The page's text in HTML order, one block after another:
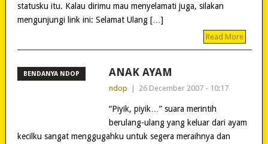
statusku itu. Kalau dirimu mau menyelamati juga, silakan
mengunjungi link ini: Selamat Ulang […]
Read More
BENDANYA NDOP ANAK AYAM
ndop 26 December 2007 - 10:17
“Piyik, piyik…” suara merintih
berulang-ulang yang keluar dari ayam
kecilku sangat menggugahku untuk segera meraihnya dan